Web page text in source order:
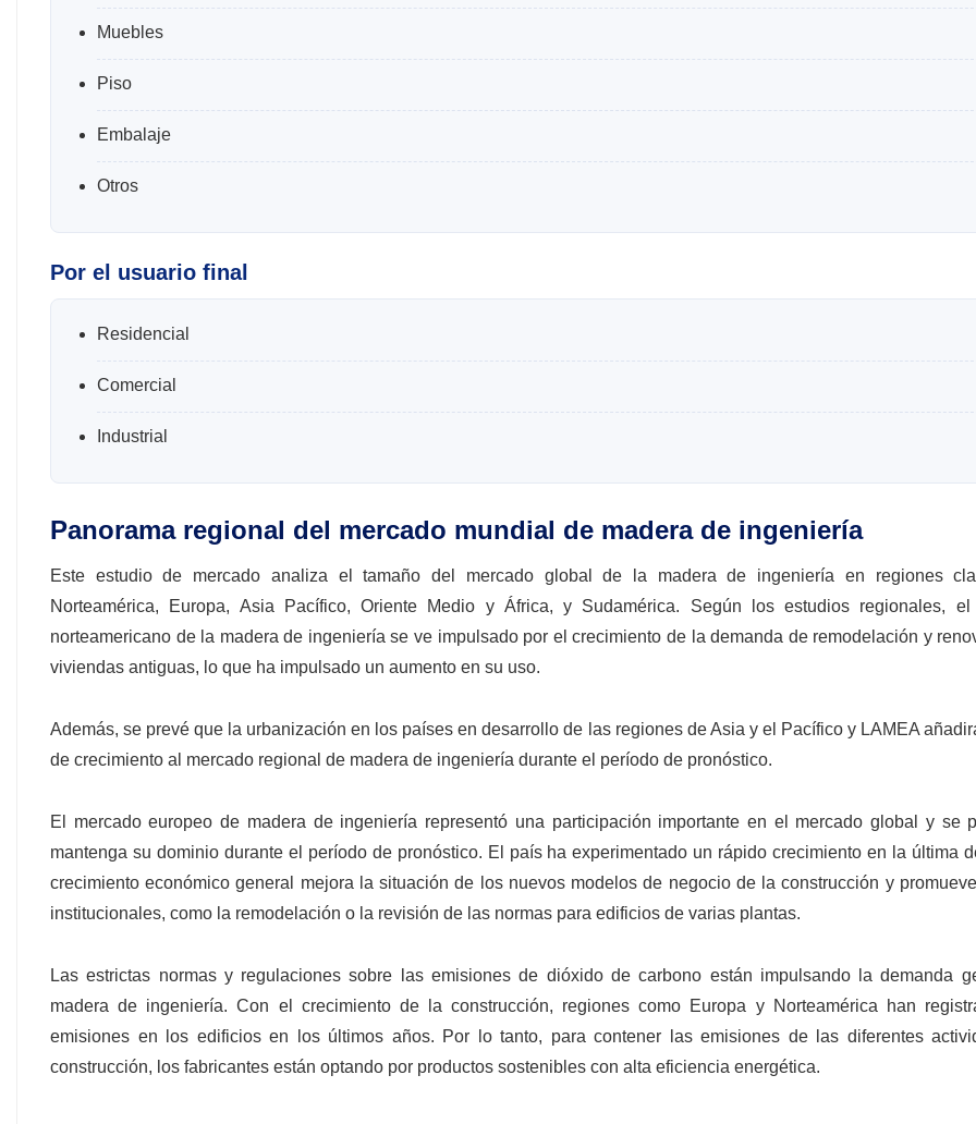
Muebles
Piso
Embalaje
Otros
Por el usuario final
Residencial
Comercial
Industrial
Panorama regional del mercado mundial de madera de ingeniería
Este estudio de mercado analiza el tamaño del mercado global de la madera de ingeniería en regiones
Norteamérica, Europa, Asia Pacífico, Oriente Medio y África, y Sudamérica. Según los estudios regionales, el
norteamericano de la madera de ingeniería se ve impulsado por el crecimiento de la demanda de remodelación y
viviendas antiguas, lo que ha impulsado un aumento en su uso.
Además, se prevé que la urbanización en los países en desarrollo de las regiones de Asia y el Pacífico y LAMEA
de crecimiento al mercado regional de madera de ingeniería durante el período de pronóstico.
El mercado europeo de madera de ingeniería representó una participación importante en el mercado global y se
mantenga su dominio durante el período de pronóstico. El país ha experimentado un rápido crecimiento en la última
crecimiento económico general mejora la situación de los nuevos modelos de negocio de la construcción y
institucionales, como la remodelación o la revisión de las normas para edificios de varias plantas.
Las estrictas normas y regulaciones sobre las emisiones de dióxido de carbono están impulsando la demanda
madera de ingeniería. Con el crecimiento de la construcción, regiones como Europa y Norteamérica han
emisiones en los edificios en los últimos años. Por lo tanto, para contener las emisiones de las diferentes
construcción, los fabricantes están optando por productos sostenibles con alta eficiencia energética.